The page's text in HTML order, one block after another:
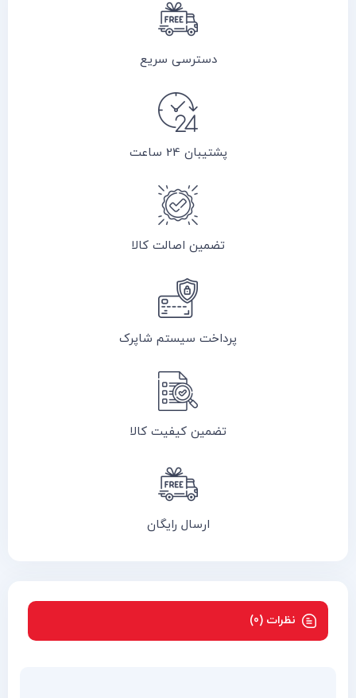
دسترسی سریع
پشتیبان 24 ساعت
تضمین اصالت کالا
پرداخت سیستم شاپرک
تضمین کیفیت کالا
ارسال رایگان
نظرات (0)